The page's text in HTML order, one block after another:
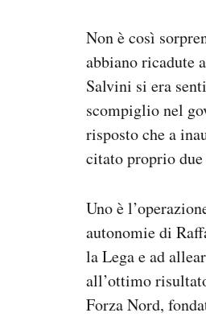
Non è così
abbiano ricadute
Salvini si era
scompiglio nel
risposto che a
citato proprio
Uno è
autonomie di
la Lega e ad
all’ottimo
Forza Nord,